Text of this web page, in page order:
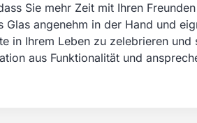
Sie mehr Zeit mit Ihren
angenehm in der Hand und
in Ihrem Leben zu zelebrieren und
aus Funktionalität und